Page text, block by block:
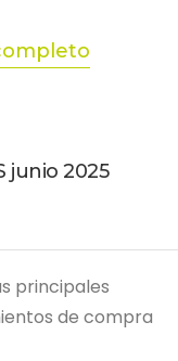
junio 2025
principales
de compra